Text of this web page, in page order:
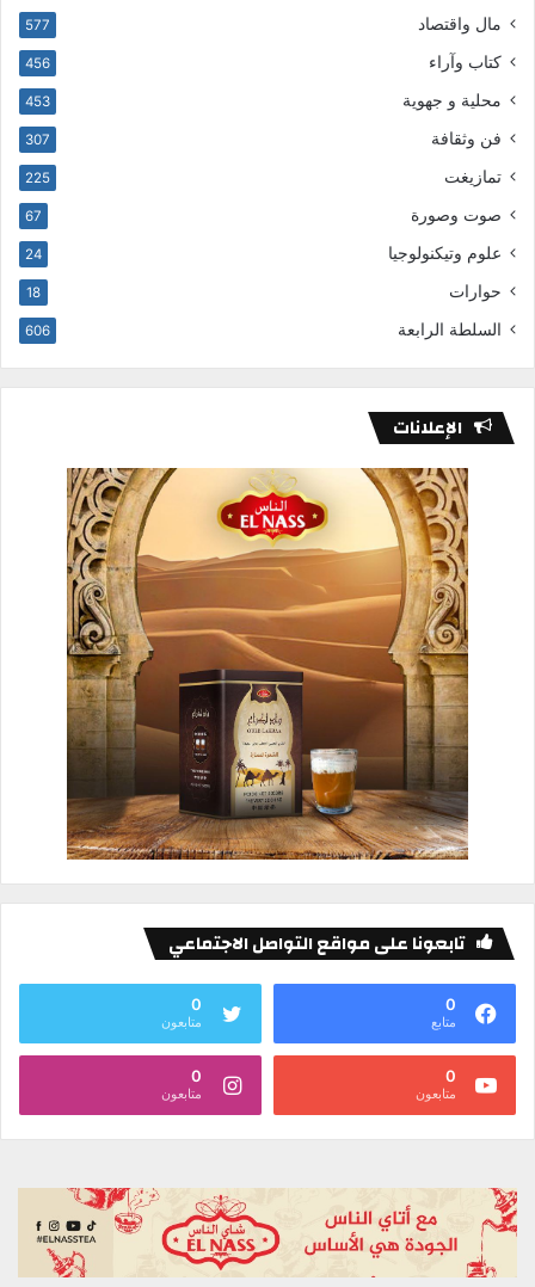
مال واقتصاد 577
كتاب وآراء 456
محلية و جهوية 453
فن وثقافة 307
تمازيغت 225
صوت وصورة 67
علوم وتيكنولوجيا 24
حوارات 18
السلطة الرابعة 606
الإعلانات
تابعونا على مواقع التواصل الاجتماعي
0
متابع
0
متابعون
0
متابعون
0
متابعون